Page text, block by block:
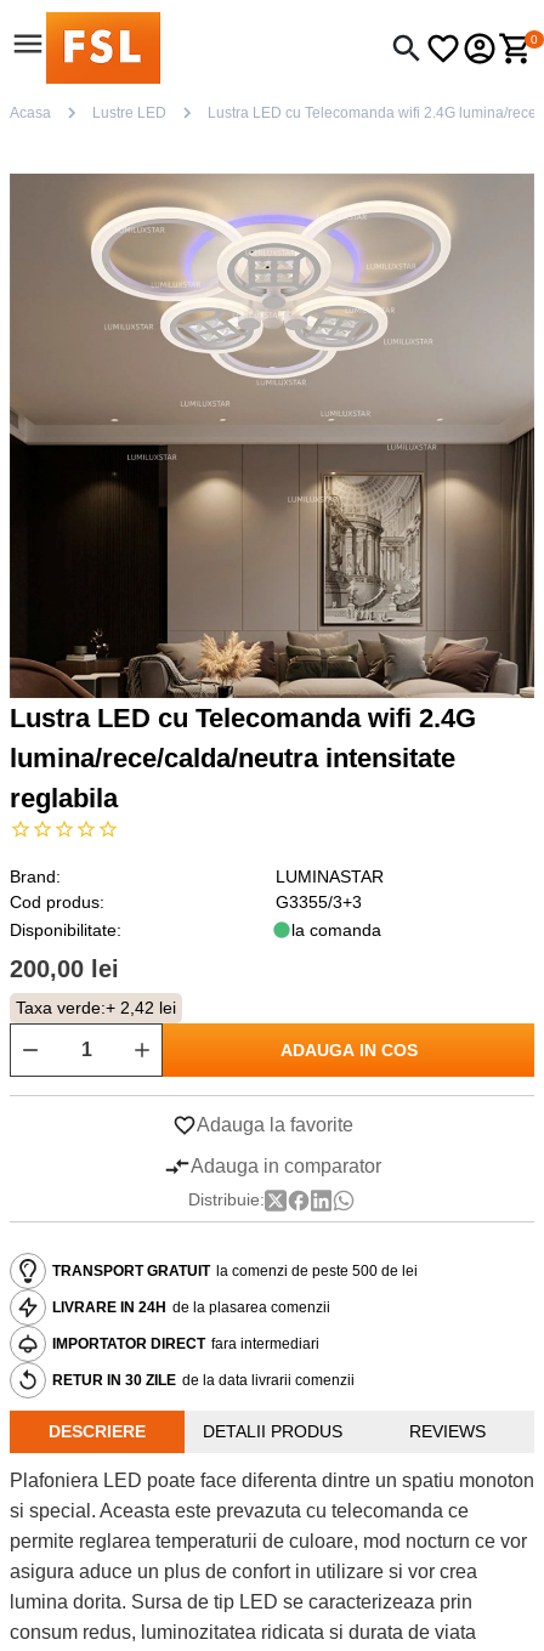
0
Acasa Lustre LED Lustra LED cu Telecomanda wifi 2.4G lumina/
Lustra LED cu Telecomanda wifi 2.4G
lumina/rece/calda/neutra intensitate
reglabila
Brand:
LUMINASTAR
Cod produs:
G3355/3+3
Disponibilitate:
la comanda
200,00 lei
Taxa verde:+ 2,42 lei
ADAUGA IN COS
Adauga la favorite
Adauga in comparator
Distribuie:
TRANSPORT GRATUIT la comenzi de peste 500 de lei
LIVRARE IN 24H de la plasarea comenzii
IMPORTATOR DIRECT fara intermediari
RETUR IN 30 ZILE de la data livrarii comenzii
DESCRIERE DETALII PRODUS REVIEWS
Plafoniera LED poate face diferenta dintre un spatiu monoton
si special. Aceasta este prevazuta cu telecomanda ce
permite reglarea temperaturii de culoare, mod nocturn ce vor
asigura aduce un plus de confort in utilizare si vor crea
lumina dorita. Sursa de tip LED se caracterizeaza prin
consum redus, luminozitatea ridicata si durata de viata